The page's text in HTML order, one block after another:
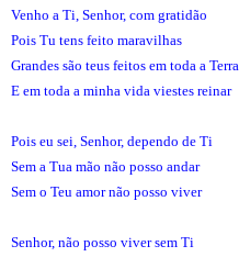
Venho a Ti, Senhor, com gratidão
Pois Tu tens feito maravilhas
Grandes são teus feitos em toda a Terra
E em toda a minha vida viestes reinar
Pois eu sei, Senhor, dependo de Ti
Sem a Tua mão não posso andar
Sem o Teu amor não posso viver
Senhor, não posso viver sem Ti